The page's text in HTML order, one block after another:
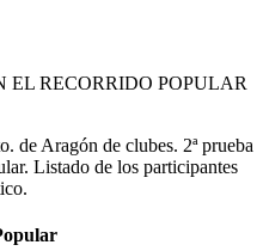
EL RECORRIDO POPULAR
de Aragón de clubes. 2ª prueba
Listado de los participantes